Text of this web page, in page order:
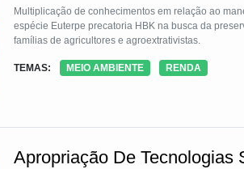
Multiplicação de conhecimentos em relação ao
espécie Euterpe precatoria HBK na busca da
famílias de agricultores e agroextrativistas.
TEMAS: MEIO AMBIENTE RENDA
Apropriação De Tecnologias